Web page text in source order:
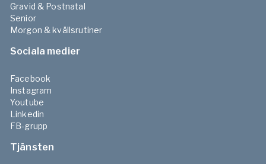
Gravid & Postnatal
Senior
Morgon & kvällsrutiner
Sociala medier
Facebook
Instagram
Youtube
Linkedin
FB-grupp
Tjänsten